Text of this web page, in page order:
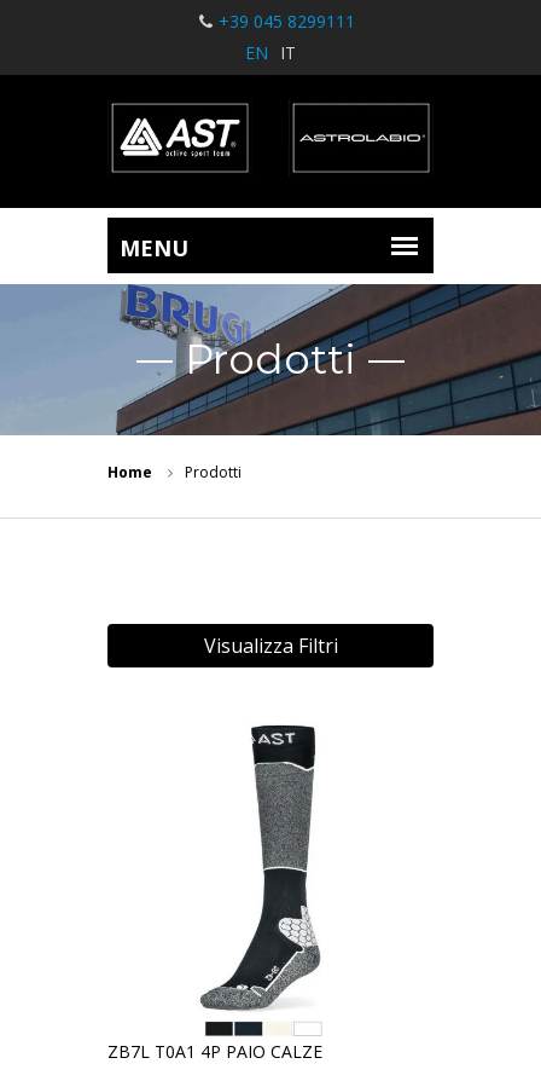
+39 045 8299111
EN
IT
Prodotti
Home Prodotti
Visualizza Filtri
ZB7L T0A1 4P PAIO CALZE